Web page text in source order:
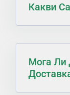
Какви
Мога Ли